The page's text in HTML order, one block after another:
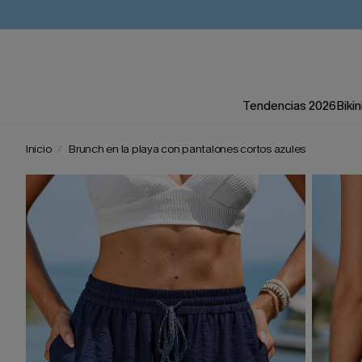
Tendencias 2026
Inicio Brunch en la playa con pantalones cortos azules